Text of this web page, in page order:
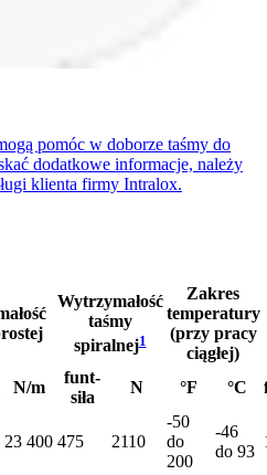
pomóc w doborze taśmy do
dodatkowe informacje, należy
klienta firmy Intralox.
Wytrzymałość
taśmy
spiralnej1
Zakres
temperatury
(przy pracy
ciągłej)
N/m
funt-
siła
N °F °C
23 400 475 2110
-50
do
200
-46
do 93